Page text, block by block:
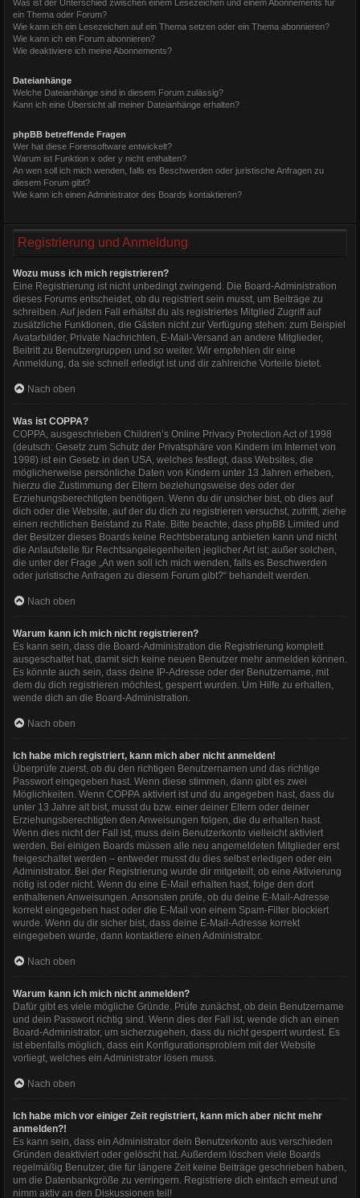
Was ist der Unterschied zwischen einem Lesezeichen und einem Abonnements für
ein Thema oder Forum?
Wie kann ich ein Lesezeichen auf ein Thema setzen oder ein Thema abonnieren?
Wie kann ich ein Forum abonnieren?
Wie deaktiviere ich meine Abonnements?
Dateianhänge
Welche Dateianhänge sind in diesem Forum zulässig?
Kann ich eine Übersicht all meiner Dateianhänge erhalten?
phpBB betreffende Fragen
Wer hat diese Forensoftware entwickelt?
Warum ist Funktion x oder y nicht enthalten?
An wen soll ich mich wenden, falls es Beschwerden oder juristische Anfragen zu
diesem Forum gibt?
Wie kann ich einen Administrator des Boards kontaktieren?
Registrierung und Anmeldung
Wozu muss ich mich registrieren?
Eine Registrierung ist nicht unbedingt zwingend. Die Board-Administration
dieses Forums entscheidet, ob du registriert sein musst, um Beiträge zu
schreiben. Auf jeden Fall erhältst du als registriertes Mitglied Zugriff auf
zusätzliche Funktionen, die Gästen nicht zur Verfügung stehen: zum Beispiel
Avatarbilder, Private Nachrichten, E-Mail-Versand an andere Mitglieder,
Beitritt zu Benutzergruppen und so weiter. Wir empfehlen dir eine
Anmeldung, da sie schnell erledigt ist und dir zahlreiche Vorteile bietet.
Nach oben
Was ist COPPA?
COPPA, ausgeschrieben Children’s Online Privacy Protection Act of 1998
(deutsch: Gesetz zum Schutz der Privatsphäre von Kindern im Internet von
1998) ist ein Gesetz in den USA, welches festlegt, dass Websites, die
möglicherweise persönliche Daten von Kindern unter 13 Jahren erheben,
hierzu die Zustimmung der Eltern beziehungsweise des oder der
Erziehungsberechtigten benötigen. Wenn du dir unsicher bist, ob dies auf
dich oder die Website, auf der du dich zu registrieren versuchst, zutrifft, ziehe
einen rechtlichen Beistand zu Rate. Bitte beachte, dass phpBB Limited und
der Besitzer dieses Boards keine Rechtsberatung anbieten kann und nicht
die Anlaufstelle für Rechtsangelegenheiten jeglicher Art ist; außer solchen,
die unter der Frage „An wen soll ich mich wenden, falls es Beschwerden
oder juristische Anfragen zu diesem Forum gibt?“ behandelt werden.
Nach oben
Warum kann ich mich nicht registrieren?
Es kann sein, dass die Board-Administration die Registrierung komplett
ausgeschaltet hat, damit sich keine neuen Benutzer mehr anmelden können.
Es könnte auch sein, dass deine IP-Adresse oder der Benutzername, mit
dem du dich registrieren möchtest, gesperrt wurden. Um Hilfe zu erhalten,
wende dich an die Board-Administration.
Nach oben
Ich habe mich registriert, kann mich aber nicht anmelden!
Überprüfe zuerst, ob du den richtigen Benutzernamen und das richtige
Passwort eingegeben hast. Wenn diese stimmen, dann gibt es zwei
Möglichkeiten. Wenn COPPA aktiviert ist und du angegeben hast, dass du
unter 13 Jahre alt bist, musst du bzw. einer deiner Eltern oder deiner
Erziehungsberechtigten den Anweisungen folgen, die du erhalten hast.
Wenn dies nicht der Fall ist, muss dein Benutzerkonto vielleicht aktiviert
werden. Bei einigen Boards müssen alle neu angemeldeten Mitglieder erst
freigeschaltet werden – entweder musst du dies selbst erledigen oder ein
Administrator. Bei der Registrierung wurde dir mitgeteilt, ob eine Aktivierung
nötig ist oder nicht. Wenn du eine E-Mail erhalten hast, folge den dort
enthaltenen Anweisungen. Ansonsten prüfe, ob du deine E-Mail-Adresse
korrekt eingegeben hast oder die E-Mail von einem Spam-Filter blockiert
wurde. Wenn du dir sicher bist, dass deine E-Mail-Adresse korrekt
eingegeben wurde, dann kontaktiere einen Administrator.
Nach oben
Warum kann ich mich nicht anmelden?
Dafür gibt es viele mögliche Gründe. Prüfe zunächst, ob dein Benutzername
und dein Passwort richtig sind. Wenn dies der Fall ist, wende dich an einen
Board-Administrator, um sicherzugehen, dass du nicht gesperrt wurdest. Es
ist ebenfalls möglich, dass ein Konfigurationsproblem mit der Website
vorliegt, welches ein Administrator lösen muss.
Nach oben
Ich habe mich vor einiger Zeit registriert, kann mich aber nicht mehr
anmelden?!
Es kann sein, dass ein Administrator dein Benutzerkonto aus verschieden
Gründen deaktiviert oder gelöscht hat. Außerdem löschen viele Boards
regelmäßig Benutzer, die für längere Zeit keine Beiträge geschrieben haben,
um die Datenbankgröße zu verringern. Registriere dich einfach erneut und
nimm aktiv an den Diskussionen teil!